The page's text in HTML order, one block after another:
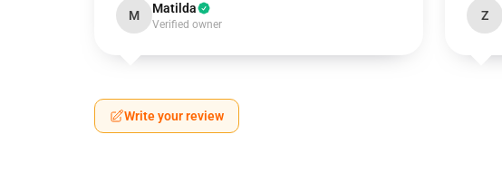
M Matilda
Verified owner
Z
Write your review